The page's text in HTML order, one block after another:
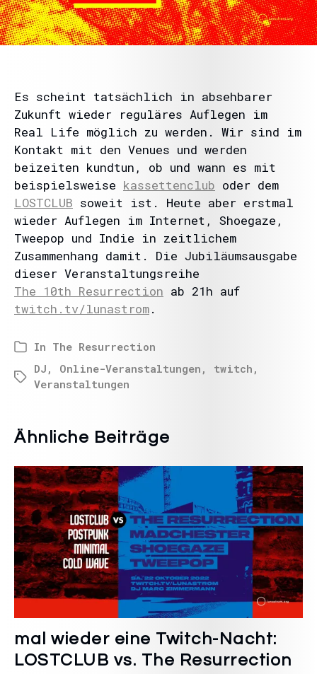
Es scheint tatsächlich in absehbarer
Zukunft wieder reguläres Auflegen im
Real Life möglich zu werden. Wir sind im
Kontakt mit den Venues und werden
beizeiten kundtun, ob und wann es mit
beispielsweise kassettenclub oder dem
LOSTCLUB soweit ist. Heute aber erstmal
wieder Auflegen im Internet, Shoegaze,
Tweepop und Indie in zeitlichem
Zusammenhang damit. Die Jubiläumsausgabe
dieser Veranstaltungsreihe
The 10th Resurrection ab 21h auf
twitch.tv/lunastrom.
In The Resurrection
DJ , Online-Veranstaltungen , twitch ,
Veranstaltungen
Ähnliche Beiträge
mal wieder eine Twitch-Nacht:
LOSTCLUB vs. The Resurrection